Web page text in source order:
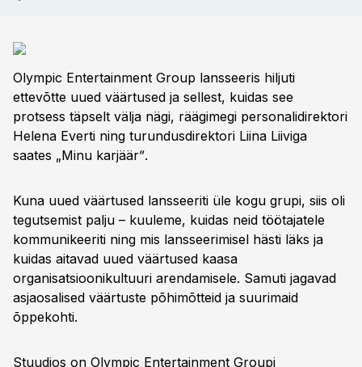
Olympic Entertainment Group lansseeris hiljuti
ettevõtte uued väärtused ja sellest, kuidas see
protsess täpselt välja nägi, räägimegi personalidirektori
Helena Everti ning turundusdirektori Liina Liiviga
saates „Minu karjäärˮ.
Kuna uued väärtused lansseeriti üle kogu grupi, siis oli
tegutsemist palju – kuuleme, kuidas neid töötajatele
kommunikeeriti ning mis lansseerimisel hästi läks ja
kuidas aitavad uued väärtused kaasa
organisatsioonikultuuri arendamisele. Samuti jagavad
asjaosalised väärtuste põhimõtteid ja suurimaid
õppekohti.
Stuudios on Olympic Entertainment Groupi